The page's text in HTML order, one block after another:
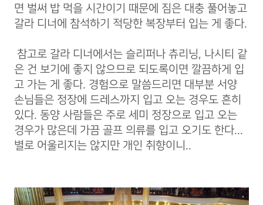
면 벌써 밥 먹을 시간이기 때문에 짐은 대충 풀어놓고
갈라 디너에 참석하기 적당한 복장부터 입는 게 좋다.
참고로 갈라 디너에서는 슬리퍼나 츄리닝, 나시티 같
은 건 보기에 좋지 않으므로 되도록이면 깔끔하게 입
고 가는 게 좋다. 경험으로 말씀드리면 대부분 서양
손님들은 정장에 드레스까지 입고 오는 경우도 흔히
있다. 동양 사람들은 주로 세미 정장으로 입고 오는
경우가 많은데 가끔 골프 의류를 입고 오기도 한다...
별로 어울리지는 않지만 개인 취향이니..